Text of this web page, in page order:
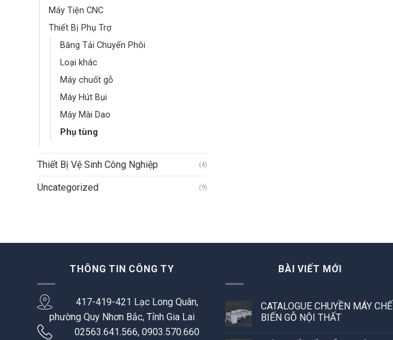
Máy Tiện CNC
Thiết Bị Phụ Trợ
Băng Tải Chuyển Phôi
Loại khác
Máy chuốt gỗ
Máy Hút Bụi
Máy Mài Dao
Phụ tùng
Thiết Bị Vệ Sinh Công Nghiệp (4)
Uncategorized (9)
THÔNG TIN CÔNG TY
417-419-421 Lạc Long Quân,
phường Quy Nhơn Bắc, Tỉnh Gia Lai
02563.641.566, 0903.570.660
BÀI VIẾT MỚI
CATALOGUE CHUYỀN MÁY CHẾ
BIẾN GỖ NỘI THẤT